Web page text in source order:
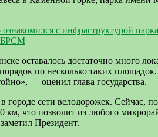
с инфраструктурой
БРСМ
оставалось достаточно много
по несколько таких
— оценил глава государства.
городе сети велодорожек. Сейчас,
км, что позволит из любого
Президент.